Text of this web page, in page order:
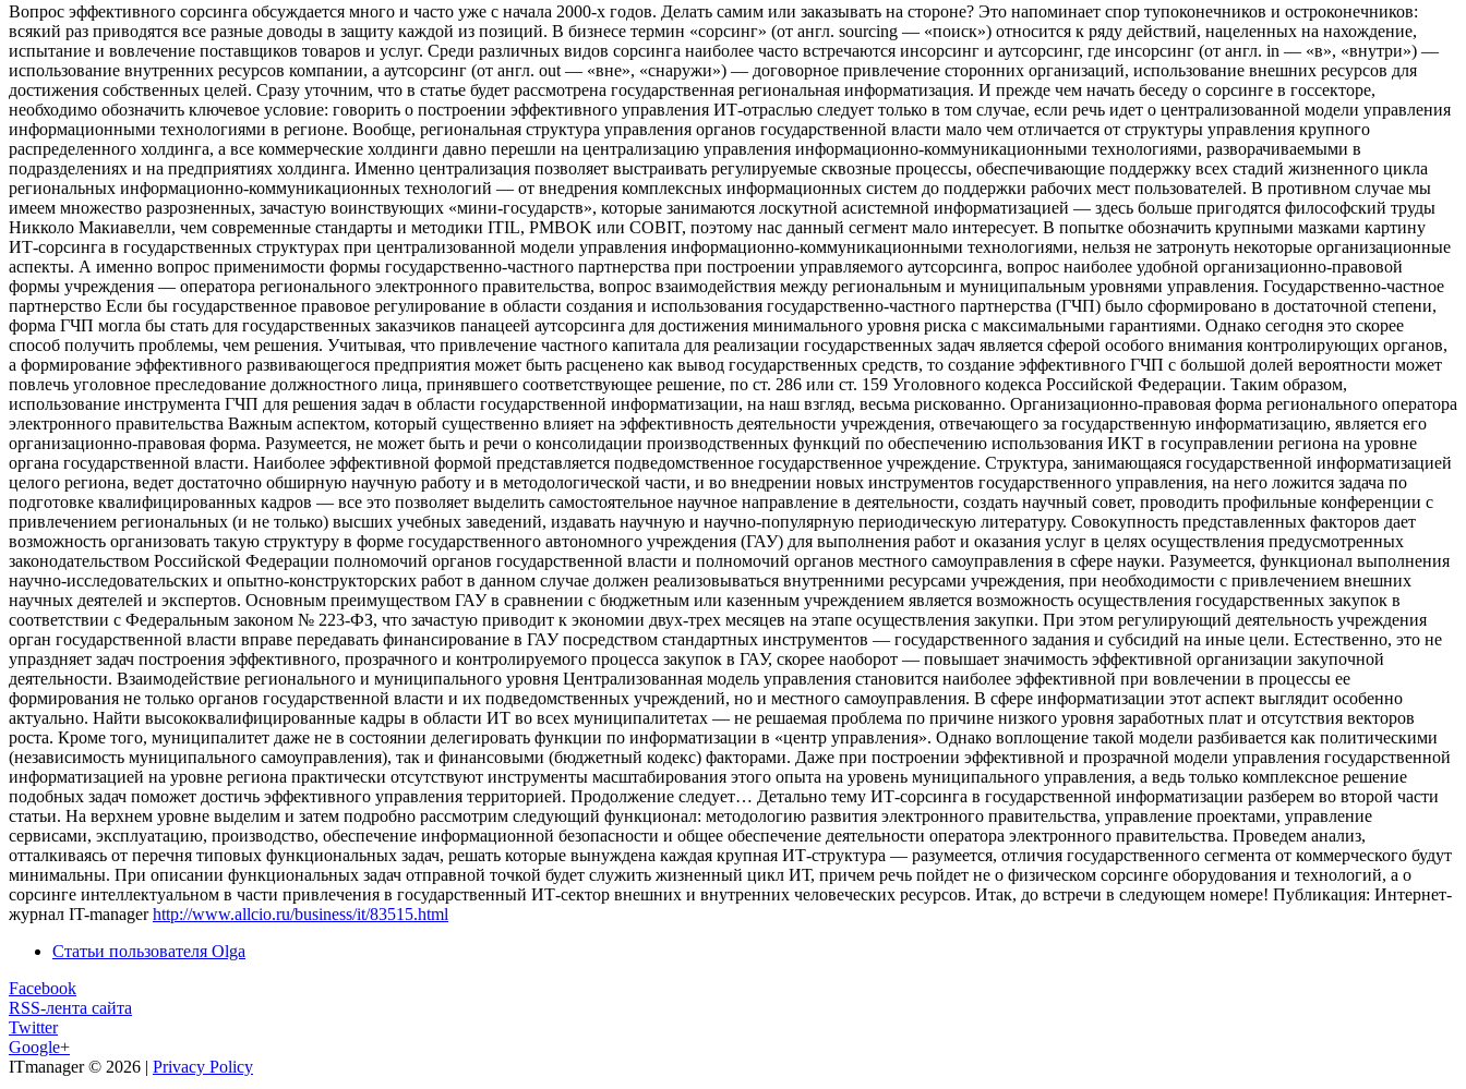
Вопрос эффективного сорсинга обсуждается много и часто уже с начала 2000-х годов. Делать самим или заказывать на стороне? Это напоминает спор тупоконечников и остроконечников:
всякий раз приводятся все разные доводы в защиту каждой из позиций. В бизнесе термин «сорсинг» (от англ. sourcing — «поиск») относится к ряду действий, нацеленных на нахождение,
испытание и вовлечение поставщиков товаров и услуг. Среди различных видов сорсинга наиболее часто встречаются инсорсинг и аутсорсинг, где инсорсинг (от англ. in — «в», «внутри») —
использование внутренних ресурсов компании, а аутсорсинг (от англ. out — «вне», «снаружи») — договорное привлечение сторонних организаций, использование внешних ресурсов для
достижения собственных целей. Сразу уточним, что в статье будет рассмотрена государственная региональная информатизация. И прежде чем начать беседу о сорсинге в госсекторе,
необходимо обозначить ключевое условие: говорить о построении эффективного управления ИТ-отраслью следует только в том случае, если речь идет о централизованной модели управления
информационными технологиями в регионе. Вообще, региональная структура управления органов государственной власти мало чем отличается от структуры управления крупного
распределенного холдинга, а все коммерческие холдинги давно перешли на централизацию управления информационно-коммуникационными технологиями, разворачиваемыми в
подразделениях и на предприятиях холдинга. Именно централизация позволяет выстраивать регулируемые сквозные процессы, обеспечивающие поддержку всех стадий жизненного цикла
региональных информационно-коммуникационных технологий — от внедрения комплексных информационных систем до поддержки рабочих мест пользователей. В противном случае мы
имеем множество разрозненных, зачастую воинствующих «мини-государств», которые занимаются лоскутной асистемной информатизацией — здесь больше пригодятся философский труды
Никколо Макиавелли, чем современные стандарты и методики ITIL, PMBOK или COBIT, поэтому нас данный сегмент мало интересует. В попытке обозначить крупными мазками картину
ИТ-сорсинга в государственных структурах при централизованной модели управления информационно-коммуникационными технологиями, нельзя не затронуть некоторые организационные
аспекты. А именно вопрос применимости формы государственно-частного партнерства при построении управляемого аутсорсинга, вопрос наиболее удобной организационно-правовой
формы учреждения — оператора регионального электронного правительства, вопрос взаимодействия между региональным и муниципальным уровнями управления. Государственно-частное
партнерство Если бы государственное правовое регулирование в области создания и использования государственно-частного партнерства (ГЧП) было сформировано в достаточной степени,
форма ГЧП могла бы стать для государственных заказчиков панацеей аутсорсинга для достижения минимального уровня риска с максимальными гарантиями. Однако сегодня это скорее
способ получить проблемы, чем решения. Учитывая, что привлечение частного капитала для реализации государственных задач является сферой особого внимания контролирующих органов,
а формирование эффективного развивающегося предприятия может быть расценено как вывод государственных средств, то создание эффективного ГЧП с большой долей вероятности может
повлечь уголовное преследование должностного лица, принявшего соответствующее решение, по ст. 286 или ст. 159 Уголовного кодекса Российской Федерации. Таким образом,
использование инструмента ГЧП для решения задач в области государственной информатизации, на наш взгляд, весьма рискованно. Организационно-правовая форма регионального оператора
электронного правительства Важным аспектом, который существенно влияет на эффективность деятельности учреждения, отвечающего за государственную информатизацию, является его
организационно-правовая форма. Разумеется, не может быть и речи о консолидации производственных функций по обеспечению использования ИКТ в госуправлении региона на уровне
органа государственной власти. Наиболее эффективной формой представляется подведомственное государственное учреждение. Структура, занимающаяся государственной информатизацией
целого региона, ведет достаточно обширную научную работу и в методологической части, и во внедрении новых инструментов государственного управления, на него ложится задача по
подготовке квалифицированных кадров — все это позволяет выделить самостоятельное научное направление в деятельности, создать научный совет, проводить профильные конференции с
привлечением региональных (и не только) высших учебных заведений, издавать научную и научно-популярную периодическую литературу. Совокупность представленных факторов дает
возможность организовать такую структуру в форме государственного автономного учреждения (ГАУ) для выполнения работ и оказания услуг в целях осуществления предусмотренных
законодательством Российской Федерации полномочий органов государственной власти и полномочий органов местного самоуправления в сфере науки. Разумеется, функционал выполнения
научно-исследовательских и опытно-конструкторских работ в данном случае должен реализовываться внутренними ресурсами учреждения, при необходимости с привлечением внешних
научных деятелей и экспертов. Основным преимуществом ГАУ в сравнении с бюджетным или казенным учреждением является возможность осуществления государственных закупок в
соответствии с Федеральным законом № 223-ФЗ, что зачастую приводит к экономии двух-трех месяцев на этапе осуществления закупки. При этом регулирующий деятельность учреждения
орган государственной власти вправе передавать финансирование в ГАУ посредством стандартных инструментов — государственного задания и субсидий на иные цели. Естественно, это не
упраздняет задач построения эффективного, прозрачного и контролируемого процесса закупок в ГАУ, скорее наоборот — повышает значимость эффективной организации закупочной
деятельности. Взаимодействие регионального и муниципального уровня Централизованная модель управления становится наиболее эффективной при вовлечении в процессы ее
формирования не только органов государственной власти и их подведомственных учреждений, но и местного самоуправления. В сфере информатизации этот аспект выглядит особенно
актуально. Найти высококвалифицированные кадры в области ИТ во всех муниципалитетах — не решаемая проблема по причине низкого уровня заработных плат и отсутствия векторов
роста. Кроме того, муниципалитет даже не в состоянии делегировать функции по информатизации в «центр управления». Однако воплощение такой модели разбивается как политическими
(независимость муниципального самоуправления), так и финансовыми (бюджетный кодекс) факторами. Даже при построении эффективной и прозрачной модели управления государственной
информатизацией на уровне региона практически отсутствуют инструменты масштабирования этого опыта на уровень муниципального управления, а ведь только комплексное решение
подобных задач поможет достичь эффективного управления территорией. Продолжение следует… Детально тему ИТ-сорсинга в государственной информатизации разберем во второй части
статьи. На верхнем уровне выделим и затем подробно рассмотрим следующий функционал: методологию развития электронного правительства, управление проектами, управление
сервисами, эксплуатацию, производство, обеспечение информационной безопасности и общее обеспечение деятельности оператора электронного правительства. Проведем анализ,
отталкиваясь от перечня типовых функциональных задач, решать которые вынуждена каждая крупная ИТ-структура — разумеется, отличия государственного сегмента от коммерческого будут
минимальны. При описании функциональных задач отправной точкой будет служить жизненный цикл ИТ, причем речь пойдет не о физическом сорсинге оборудования и технологий, а о
сорсинге интеллектуальном в части привлечения в государственный ИТ-сектор внешних и внутренних человеческих ресурсов. Итак, до встречи в следующем номере! Публикация: Интернет-
журнал IT-managerhttp://www.allcio.ru/business/it/83515.html
Статьи пользователя Olga
Facebook
RSS-лента сайта
Twitter
Google+
ITmanager© 2026 | Privacy Policy